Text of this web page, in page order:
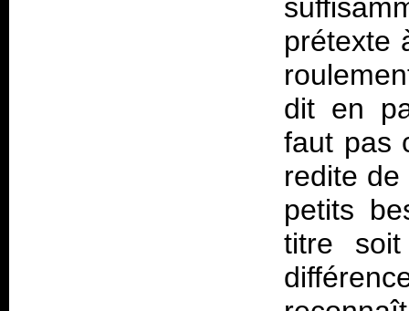
prétexte
dit en
faut pas
redite
petits
titre